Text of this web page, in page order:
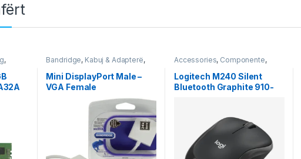
,
Bandridge, Kabuj & Adapterë,
Kabuj & Adapterë DisplayPort
VGA & DVI
Mini DisplayPort Male –
VGA Female
Accessories, Componente,
Logitech
Logitech M240 Silent
Bluetooth Graphite 910-